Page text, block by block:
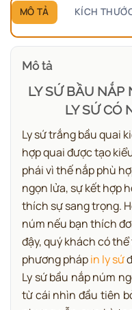
MÔ TẢ KÍCH
Mô tả
LY SỨ BẦU NẮP
LY SỨ CÓ
Ly sứ trắng bầu quai
hợp quai được tạo
phái vì thế nắp phù
ngọn lửa, sự kết hợp
thích sự sang trọng.
núm nếu bạn thích
đậy, quý khách có
phương phápin ly sứ
Ly sứ bầu nắp núm
từ cái nhìn đầu tiên